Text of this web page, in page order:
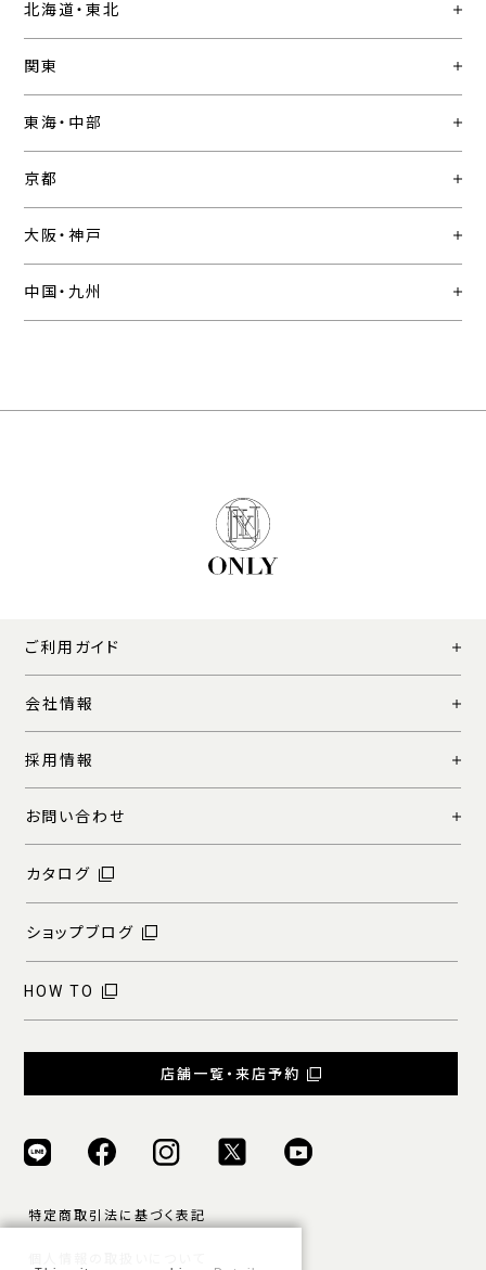
北海道・東北
関東
東海・中部
京都
大阪・神戸
中国・九州
ご利用ガイド
会社情報
採用情報
お問い合わせ
カタログ
ショップブログ
HOW TO
店舗一覧・来店予約
特定商取引法に基づく表記